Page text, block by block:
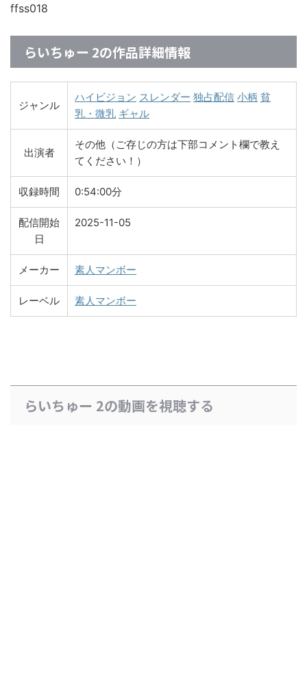
ffss018
らいちゅー 2の作品詳細情報
ジャンル
ハイビジョン スレンダー 独占配信 小柄 貧
乳・微乳 ギャル
出演者
その他（ご存じの方は下部コメント欄で教え
てください！）
収録時間 0:54:00分
配信開始
日
2025-11-05
メーカー 素人マンボー
レーベル 素人マンボー
らいちゅー 2の動画を視聴する